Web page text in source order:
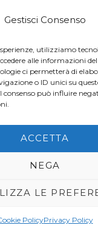
Gestisci Consenso
utilizziamo
alle informazioni
ci permetterà di
o ID unici su
consenso può influire
ACCETTA
NEGA
LE
PolicyPrivacy Policy